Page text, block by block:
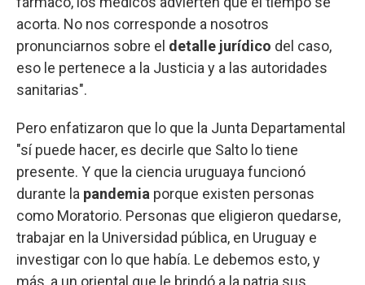
acorta. No nos corresponde a nosotros
pronunciarnos sobre el detalle jurídico del caso,
eso le pertenece a la Justicia y a las autoridades
sanitarias".
Pero enfatizaron que lo que la Junta Departamental
"sí puede hacer, es decirle que Salto lo tiene
presente. Y que la ciencia uruguaya funcionó
durante la pandemia porque existen personas
como Moratorio. Personas que eligieron quedarse,
trabajar en la Universidad pública, en Uruguay e
investigar con lo que había. Le debemos esto, y
más, a un oriental que le brindó a la patria sus